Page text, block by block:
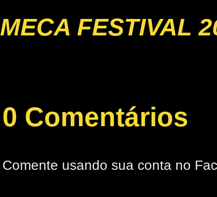
MECA FESTIVAL
0 Comentários
Comente usando sua conta no